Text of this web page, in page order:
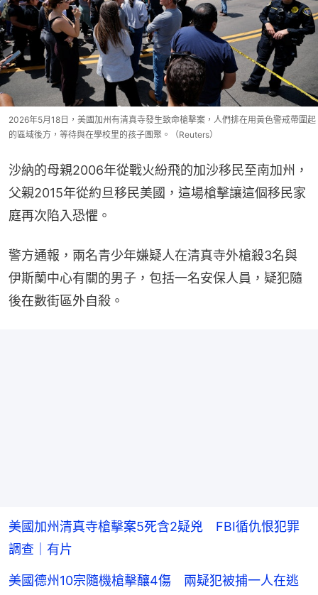
2026年5月18日，美國加州有清真寺發生致命槍擊案，人們排在用黃色警戒帶圍起
的區域後方，等待與在學校里的孩子團聚。（Reuters）
沙納的母親2006年從戰火紛飛的加沙移民至南加州，
父親2015年從約旦移民美國，這場槍擊讓這個移民家
庭再次陷入恐懼。
警方通報，兩名青少年嫌疑人在清真寺外槍殺3名與
伊斯蘭中心有關的男子，包括一名安保人員，疑犯隨
後在數街區外自殺。
美國加州清真寺槍擊案5死含2疑兇 FBI循仇恨犯罪
調查｜有片
美國德州10宗隨機槍擊釀4傷 兩疑犯被捕一人在逃